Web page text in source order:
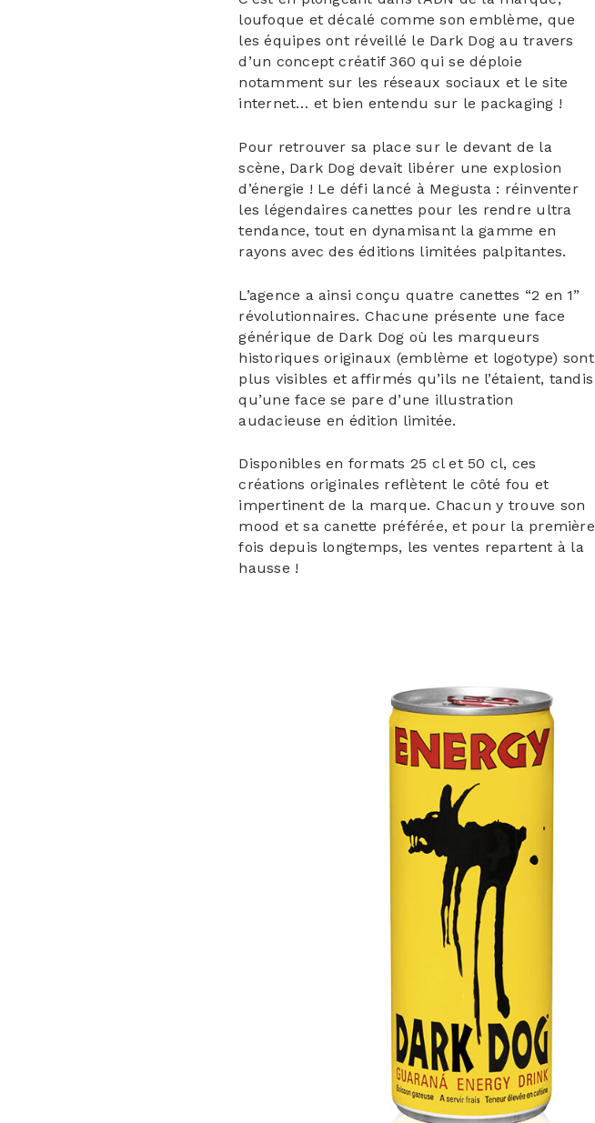
loufoque et décalé comme son emblème, que
les équipes ont réveillé le Dark Dog au travers
d’un concept créatif 360 qui se déploie
notamment sur les réseaux sociaux et le site
internet… et bien entendu sur le packaging !
Pour retrouver sa place sur le devant de la
scène, Dark Dog devait libérer une explosion
d’énergie ! Le défi lancé à Megusta : réinventer
les légendaires canettes pour les rendre ultra
tendance, tout en dynamisant la gamme en
rayons avec des éditions limitées palpitantes.
L’agence a ainsi conçu quatre canettes “2 en 1”
révolutionnaires. Chacune présente une face
générique de Dark Dog où les marqueurs
historiques originaux (emblème et logotype) sont
plus visibles et affirmés qu’ils ne l’étaient, tandis
qu’une face se pare d’une illustration
audacieuse en édition limitée.
Disponibles en formats 25 cl et 50 cl, ces
créations originales reflètent le côté fou et
impertinent de la marque. Chacun y trouve son
mood et sa canette préférée, et pour la première
fois depuis longtemps, les ventes repartent à la
hausse !